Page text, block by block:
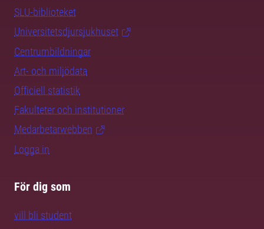
SLU-biblioteket
Universitetsdjursjukhuset
Centrumbildningar
Art- och miljödata
Officiell statistik
Fakulteter och institutioner
Medarbetarwebben
Logga in
För dig som
vill bli student